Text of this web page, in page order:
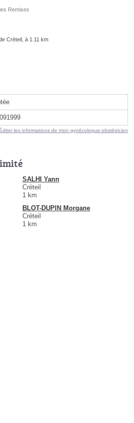
Remises
Créteil, à 1.11 km
Éditer les informations de mon gynécologue-obstétricien
SALHI Yann
Créteil
1 km
BLOT-DUPIN Morgane
Créteil
1 km